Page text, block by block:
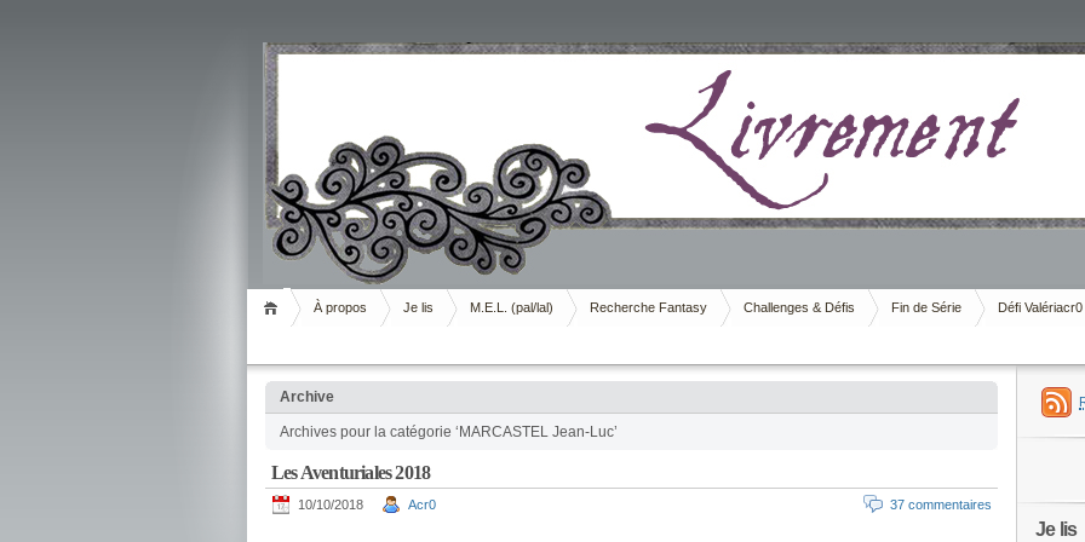
Livrement
À propos Je lis M.E.L. (pal/lal) Recherche Fantasy Challenges & Défis Fin de Série Défi Valériacr0
Archive
Archives pour la catégorie ‘MARCASTEL Jean-Luc’
Les Aventuriales 2018
10/10/2018 Acr0 37 commentaires
Je lis